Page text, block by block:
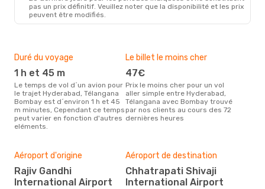
pas un prix définitif. Veuillez noter que la disponibilité et les prix
peuvent être modifiés.
Duré du voyage
1 h et 45 m
Le temps de vol d´un avion pour
le trajet Hyderabad, Télangana
Bombay est d´environ 1 h et 45
m minutes, Cependant ce temps
peut varier en fonction d'autres
eléments.
Le billet le moins cher
47€
Prix le moins cher pour un vol
aller simple entre Hyderabad,
Télangana avec Bombay trouvé
par nos clients au cours des 72
dernières heures
Aéroport d'origine
Rajiv Gandhi
International Airport
Aéroport de destination
Chhatrapati Shivaji
International Airport